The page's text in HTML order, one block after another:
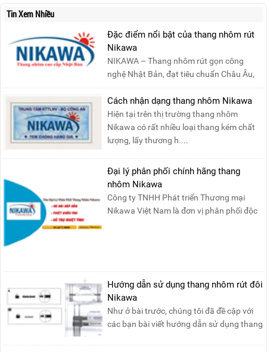
này không chỉ ghi nhận vai trò quan trọng
của phụ nữ ...
Tin Xem Nhiều
Đặc điểm nổi bật của thang nhôm rút
Nikawa
NIKAWA – Thang nhôm rút gọn công
nghệ Nhật Bản, đạt tiêu chuẩn Châu Âu,
đảm bảo sự an toàn tuy....
Cách nhận dạng thang nhôm Nikawa
Hiện tại trên thị trường thang nhôm
Nikawa có rất nhiều loại thang kém chất
lượng, lấy thương h....
Đại lý phân phối chính hãng thang
nhôm Nikawa
Công ty TNHH Phát triển Thương mại
Nikawa Việt Nam là đơn vị phân phối độc
Hướng dẫn sử dụng thang nhôm rút đôi
Nikawa
Như ở bài trước, chúng tôi đã đề cập với
các bạn bài viết hướng dẫn sử dụng thang